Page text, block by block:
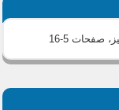
، صفحات 5-16